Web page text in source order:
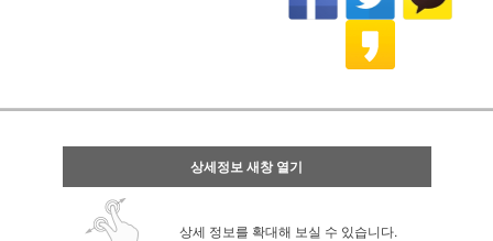
상세정보 새창 열기
상세 정보를 확대해 보실 수 있습니다.